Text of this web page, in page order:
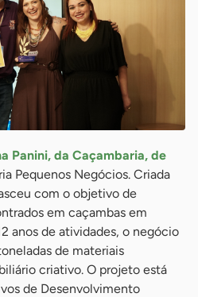
Panini, da Caçambaria, de
Pequenos Negócios. Criada
com o objetivo de
em caçambas em
anos de atividades, o negócio
de materiais
criativo. O projeto está
de Desenvolvimento